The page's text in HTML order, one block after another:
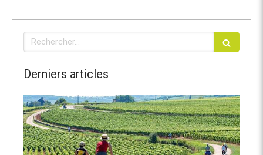
Rechercher
Derniers articles